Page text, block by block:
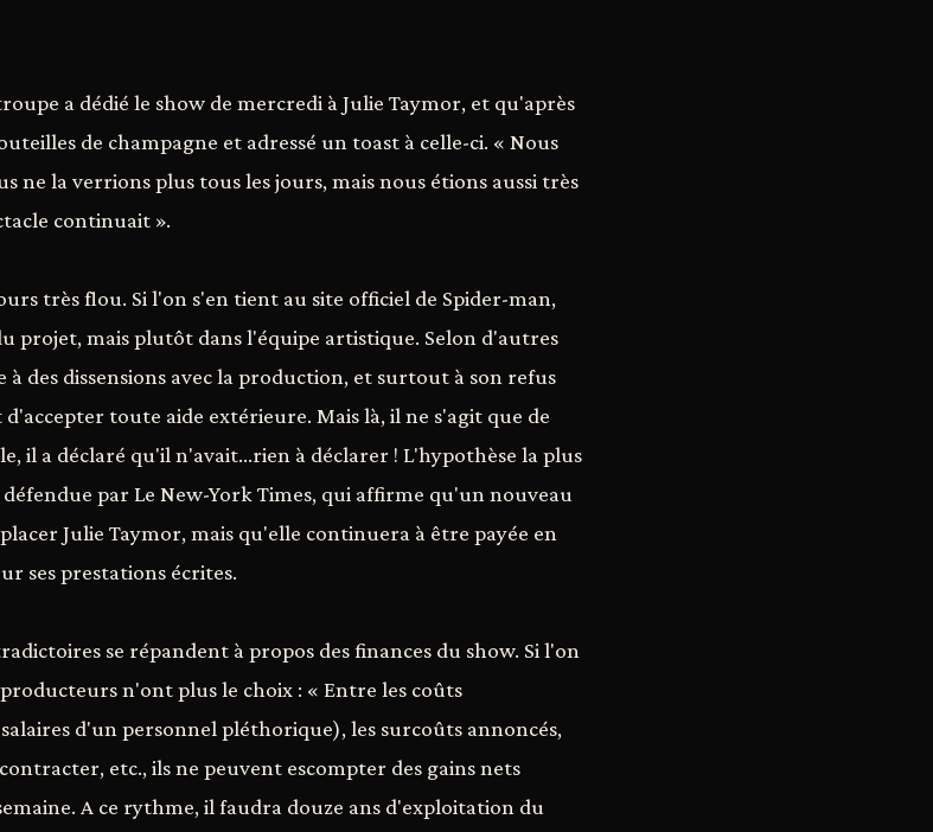
a dédié le show de mercredi à Julie Taymor, et qu'après
de champagne et adressé un toast à celle-ci. « Nous
ne la verrions plus tous les jours, mais nous étions aussi très
continuait ».
très flou. Si l'on s'en tient au site officiel de Spider-man,
projet, mais plutôt dans l'équipe artistique. Selon d'autres
des dissensions avec la production, et surtout à son refus
toute aide extérieure. Mais là, il ne s'agit que de
il a déclaré qu'il n'avait…rien à déclarer ! L'hypothèse la plus
par Le New-York Times, qui affirme qu'un nouveau
Julie Taymor, mais qu'elle continuera à être payée en
ses prestations écrites.
se répandent à propos des finances du show. Si l'on
n'ont plus le choix : « Entre les coûts
d'un personnel pléthorique), les surcoûts annoncés,
etc., ils ne peuvent escompter des gains nets
A ce rythme, il faudra douze ans d'exploitation du